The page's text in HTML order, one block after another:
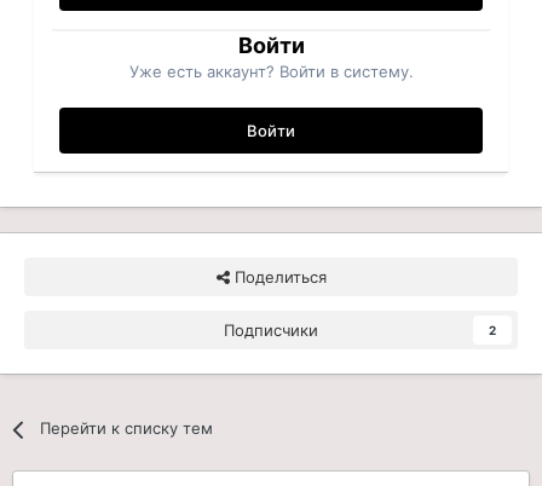
Войти
Уже есть аккаунт? Войти в систему.
Войти
Поделиться
Подписчики 2
Перейти к списку тем